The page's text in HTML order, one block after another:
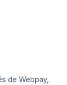
de Webpay,